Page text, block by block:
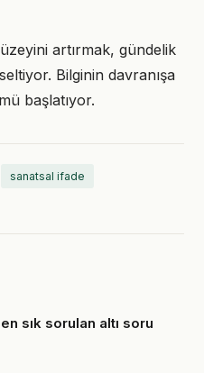
artırmak, gündelik
Bilginin davranışa
başlatıyor.
sanatsal ifade
sık sorulan altı soru